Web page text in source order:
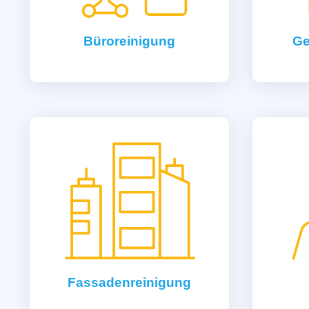
Büroreinigung
Fassadenreinigung